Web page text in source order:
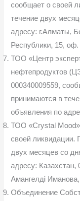
сообщает о своей
течение двух
адресу: г.Алматы,
Республики, 15, оф.
ТОО «Центр
нефтепродуктов
000340009559,
принимаются в
объявления по
ТОО «Crystal
своей ликвидации.
двух месяцев со
адресу: Казахстан,
Амангелді
Объединение